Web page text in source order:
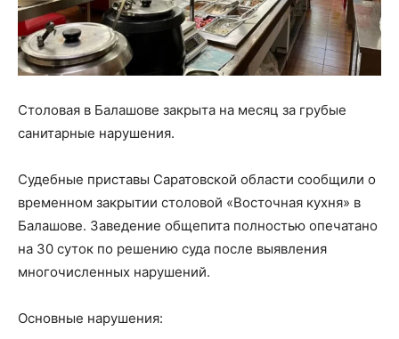
Столовая в Балашове закрыта на месяц за грубые
санитарные нарушения.
Судебные приставы Саратовской области сообщили о
временном закрытии столовой «Восточная кухня» в
Балашове. Заведение общепита полностью опечатано
на 30 суток по решению суда после выявления
многочисленных нарушений.
Основные нарушения: